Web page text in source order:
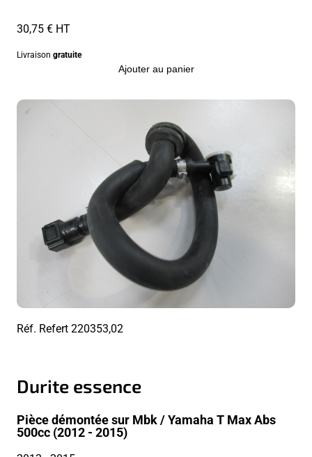
30,75 € HT
Livraison gratuite
Ajouter au panier
Réf. Refert220353,02
Durite essence
Pièce démontée sur Mbk / Yamaha T Max Abs
500cc (2012 - 2015)